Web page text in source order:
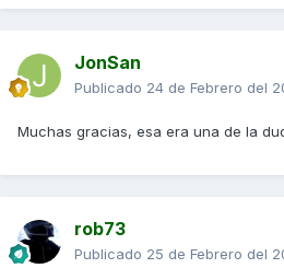
JonSan
Publicado 24 de Febrero del
Muchas gracias, esa era una de la
rob73
Publicado 25 de Febrero del